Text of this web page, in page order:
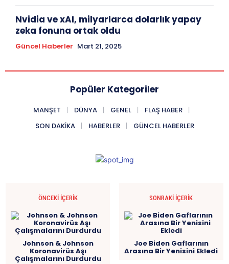
Nvidia ve xAI, milyarlarca dolarlık yapay
zeka fonuna ortak oldu
Güncel Haberler Mart 21, 2025
Popüler Kategoriler
MANŞET DÜNYA GENEL
FLAŞ HABER
SON DAKIKA
HABERLER GÜNCEL HABERLER
ÖNCEKI İÇERIK
Johnson & Johnson
Koronavirüs Aşı
Çalışmalarını Durdurdu
SONRAKI İÇERIK
Joe Biden Gaflarının
Arasına Bir Yenisini Ekledi